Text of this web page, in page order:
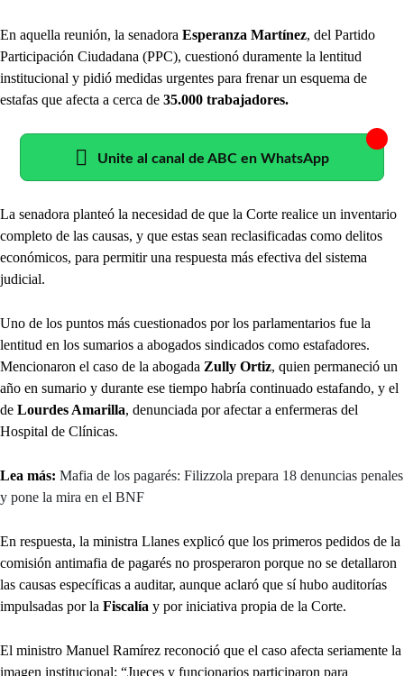
En aquella reunión, la senadora Esperanza Martínez, del Partido
Participación Ciudadana (PPC), cuestionó duramente la lentitud
institucional y pidió medidas urgentes para frenar un esquema de
estafas que afecta a cerca de 35.000 trabajadores.
Unite al canal de ABC en WhatsApp
La senadora planteó la necesidad de que la Corte realice un inventario
completo de las causas, y que estas sean reclasificadas como delitos
económicos, para permitir una respuesta más efectiva del sistema
judicial.
Uno de los puntos más cuestionados por los parlamentarios fue la
lentitud en los sumarios a abogados sindicados como estafadores.
Mencionaron el caso de la abogada Zully Ortiz, quien permaneció un
año en sumario y durante ese tiempo habría continuado estafando, y el
de Lourdes Amarilla, denunciada por afectar a enfermeras del
Hospital de Clínicas.
Lea más: Mafia de los pagarés: Filizzola prepara 18 denuncias penales
y pone la mira en el BNF
En respuesta, la ministra Llanes explicó que los primeros pedidos de la
comisión antimafia de pagarés no prosperaron porque no se detallaron
las causas específicas a auditar, aunque aclaró que sí hubo auditorías
impulsadas por la Fiscalía y por iniciativa propia de la Corte.
El ministro Manuel Ramírez reconoció que el caso afecta seriamente la
imagen institucional: “Jueces y funcionarios participaron para